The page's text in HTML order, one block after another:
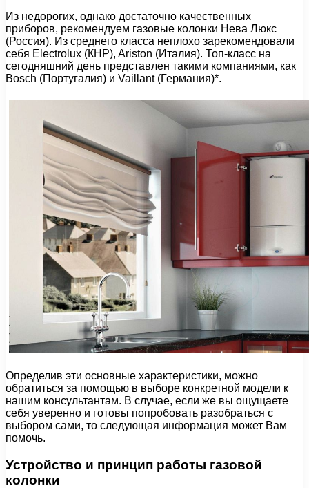
Из недорогих, однако достаточно качественных
приборов, рекомендуем газовые колонки Нева Люкс
(Россия). Из среднего класса неплохо зарекомендовали
себя Electrolux (КНР), Ariston (Италия). Топ-класс на
сегодняшний день представлен такими компаниями, как
Bosch (Португалия) и Vaillant (Германия)*.
Определив эти основные характеристики, можно
обратиться за помощью в выборе конкретной модели к
нашим консультантам. В случае, если же вы ощущаете
себя уверенно и готовы попробовать разобраться с
выбором сами, то следующая информация может Вам
помочь.
Устройство и принцип работы газовой
колонки